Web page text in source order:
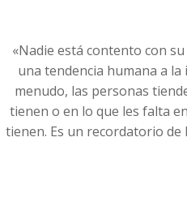
«Nadie está contento con
una tendencia humana a
menudo, las personas
tienen o en lo que les falta
tienen. Es un recordatorio